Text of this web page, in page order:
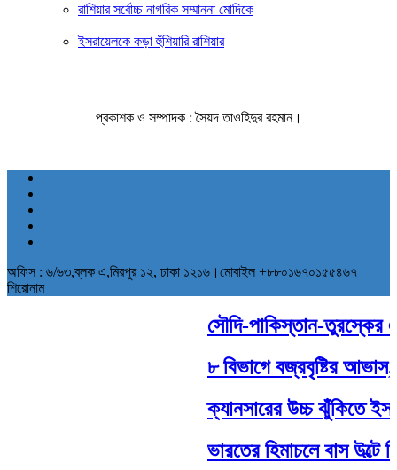
রাশিয়ার সর্বোচ্চ নাগরিক সম্মাননা মোদিকে
ইসরায়েলকে কড়া হুঁশিয়ারি রাশিয়ার
প্রকাশক ও সম্পাদক : সৈয়দ তাওহিদুর রহমান।
অফিস : ৬/৬৩,ব্লক এ,মিরপুর ১২, ঢাকা ১২১৬।মোবাইল +৮৮০১৬৭০১৫৫৪৬৭
শিরোনাম
সৌদি-পাকিস্তান-তুরস্কের
৮ বিভাগে বজ্রবৃষ্টির আভাস,
ক্যানসারের উচ্চ ঝুঁকিতে
ভারতের হিমাচলে বাস